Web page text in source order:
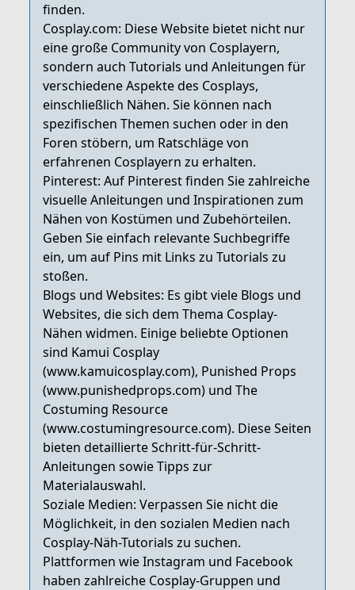
finden.
Cosplay.com: Diese Website bietet nicht nur
eine große Community von Cosplayern,
sondern auch Tutorials und Anleitungen für
verschiedene Aspekte des Cosplays,
einschließlich Nähen. Sie können nach
spezifischen Themen suchen oder in den
Foren stöbern, um Ratschläge von
erfahrenen Cosplayern zu erhalten.
Pinterest: Auf Pinterest finden Sie zahlreiche
visuelle Anleitungen und Inspirationen zum
Nähen von Kostümen und Zubehörteilen.
Geben Sie einfach relevante Suchbegriffe
ein, um auf Pins mit Links zu Tutorials zu
stoßen.
Blogs und Websites: Es gibt viele Blogs und
Websites, die sich dem Thema Cosplay-
Nähen widmen. Einige beliebte Optionen
sind Kamui Cosplay
(www.kamuicosplay.com), Punished Props
(www.punishedprops.com) und The
Costuming Resource
(www.costumingresource.com). Diese Seiten
bieten detaillierte Schritt-für-Schritt-
Anleitungen sowie Tipps zur
Materialauswahl.
Soziale Medien: Verpassen Sie nicht die
Möglichkeit, in den sozialen Medien nach
Cosplay-Näh-Tutorials zu suchen.
Plattformen wie Instagram und Facebook
haben zahlreiche Cosplay-Gruppen und